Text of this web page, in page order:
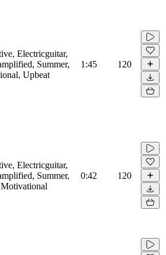
Electricguitar,
Summer,
Upbeat
1:45 120
Electricguitar,
Summer,
0:42 120